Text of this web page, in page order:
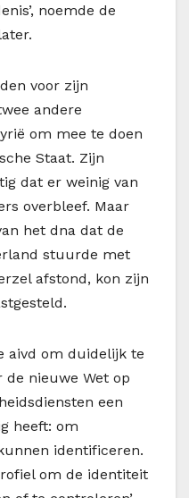
noemde de
voor zijn
andere
om mee te doen
Staat. Zijn
dat er weinig van
overbleef. Maar
het dna dat de
stuurde met
afstond, kon zijn
aivd om duidelijk te
nieuwe Wet op
een
heeft: om
identificeren.
om de identiteit